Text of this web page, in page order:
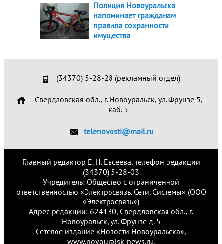
Полиция Новоуральска
напоминает гражданам
правила сохранности
имущества
(34370) 5-28-28 (рекламный отдел)
Свердловская обл., г. Новоуральск, ул. Фрунзе 5,
каб. 5
telenovosti@mail.ru
Главный редактор Е. Н. Евсеева, телефон редакции
(34370) 5-28-03
Учредитель: Общество с ограниченной
ответственностью «Электросвязь. Сети. Системы» (ООО
«Электросвязь»)
Адрес редакции: 624130, Свердловская обл., г.
Новоуральск, ул. Фрунзе д. 5
Сетевое издание «Новости Новоуральска»,
www.novouralsk-news.ru.